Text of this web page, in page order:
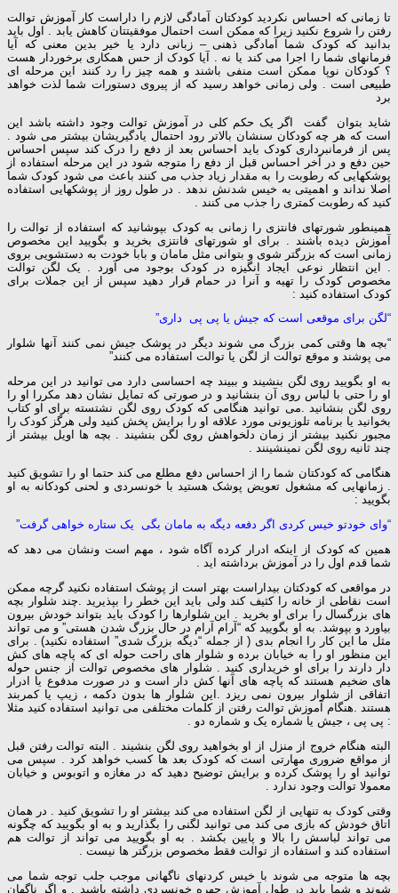
تا زمانی که احساس نکردید کودکتان آمادگی لازم را داراست کار آموزش توالت
رفتن را شروع نکنید زیرا که ممکن است احتمال موفقیتتان کاهش یابد . اول باید
بدانید که کودک شما آمادگی ذهنی – زبانی دارد یا خیر بدین معنی که آیا
فرمانهای شما را اجرا می کند یا نه . آیا کودک از حس همکاری برخوردار هست
؟ کودکان نوپا ممکن است منفی باشند و همه چیز را رد کنند این مرحله ای
طبیعی است . ولی زمانی خواهد رسید که از پیروی دستورات شما لذت خواهد
برد
شاید بتوان گفت اگر یک حکم کلی در آموزش توالت وجود داشته باشد این
است که هر چه کودکان سنشان بالاتر رود احتمال یادگیریشان بیشتر می شود .
پس از فرمانبرداری کودک باید احساس بعد از دفع را درک کند سپس احساس
حین دفع و در آخر احساس قبل از دفع را متوجه شود در این مرحله استفاده از
پوشکهایی که رطوبت را به مقدار زیاد جذب می کنند باعث می شود کودک شما
اصلا نداند و اهمیتی به خیس شدنش ندهد . در طول روز از پوشکهایی استفاده
کنید که رطوبت کمتری را جذب می کنند .
همینطور شورتهای فانتزی را زمانی به کودک بپوشانید که استفاده از توالت را
آموزش دیده باشند . برای او شورتهای فانتزی بخرید و بگویید این مخصوص
زمانی است که بزرگتر شوی و بتوانی مثل مامان و بابا خودت به دستشویی بروی
. این انتظار نوعی ایجاد انگیزه در کودک بوجود می آورد . یک لگن توالت
مخصوص کودک را تهیه و آنرا در حمام قرار دهید سپس از این جملات برای
کودک استفاده کنید :
“لگن برای موقعی است که جیش یا پی پی داری”
“بچه ها وقتی کمی بزرگ می شوند دیگر در پوشک جیش نمی کنند آنها شلوار
می پوشند و موقع توالت از لگن یا توالت استفاده می کنند”
به او بگویید روی لگن بنشیند و ببیند چه احساسی دارد می توانید در این مرحله
او را حتی با لباس روی آن بنشانید و در صورتی که تمایل نشان دهد مکررا او را
روی لگن بنشانید .می توانید هنگامی که کودک روی لگن نشتسته برای او کتاب
بخوانید یا برنامه تلوزیونی مورد علاقه او را برایش پخش کنید ولی هرگز کودک را
مجبور نکنید بیشتر از زمان دلخواهش روی لگن بنشیند . بچه ها اویل بیشتر از
چند ثانیه روی لگن نمینشینند .
هنگامی که کودکتان شما را از احساس دفع مطلع می کند حتما او را تشویق کنید
. زمانهایی که مشغول تعویض پوشک هستید با خونسردی و لحنی کودکانه به او
بگویید :
“وای خودتو خیس کردی اگر دفعه دیگه به مامان بگی یک ستاره خواهی گرفت”
همین که کودک از اینکه ادرار کرده آگاه شود ، مهم است ونشان می دهد که
شما قدم اول را در آموزش برداشته اید .
در مواقعی که کودکتان بیداراست بهتر است از پوشک استفاده نکنید گرچه ممکن
است نقاطی از خانه را کثیف کند ولی باید این خطر را بپذیرید .چند شلوار بچه
های بزرگسال را برای او بخرید . این شلوارها را کودک باید بتواند خودش بیرون
بیاورد و بپوشد. به او بگویید که “آرام آرام در حال بزرگ شدن هستی” و می تواند
مثل ما این کار را انجام بدی ( از جمله “دیگه بزرگ شدی” استفاده نکنید) . برای
این منظور او را به خیابان برده و شلوار های راحت حوله ای که پاچه های کش
دار دارند را برای او خریداری کنید . شلوار های مخصوص توالت از جنس حوله
های ضخیم هستند که پاچه های آنها کش دار است و در صورت مدفوع یا ادرار
اتفاقی از شلوار بیرون نمی ریزد .این شلوار ها بدون دکمه ، زیپ یا کمربند
هستند .هنگام آموزش توالت رفتن از کلمات مختلفی می توانید استفاده کنید مثلا
: پی پی ، جیش یا شماره یک و شماره دو .
البته هنگام خروج از منزل از او بخواهید روی لگن بنشیند . البته توالت رفتن قبل
از مواقع ضروری مهارتی است که کودک بعد ها کسب خواهد کرد . سپس می
توانید او را پوشک کرده و برایش توضیح دهید که در مغازه و اتوبوس و خیابان
معمولا توالت وجود ندارد .
وقتی کودک به تنهایی از لگن استفاده می کند بیشتر او را تشویق کنید . در همان
اتاق خودش که بازی می کند می توانید لگنی را بگذارید و به او بگویید که چگونه
می تواند لباسش را بالا و پایین بکشد . به او بگویید می تواند از توالت هم
استفاده کند و استفاده از توالت فقط مخصوص بزرگتر ها نیست .
بچه ها متوجه می شوند با خیس کردنهای ناگهانی موجب جلب توجه شما می
شوند و شما باید در طول آموزش چهره خونسردی داشته باشید . و اگر ناگهان